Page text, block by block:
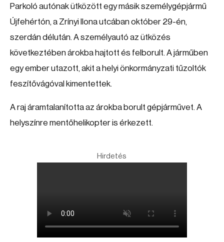
Parkoló autónak ütközött egy másik személygépjármű
Újfehértón, a Zrínyi Ilona utcában október 29-én,
szerdán délután. A személyautó az ütközés
következtében árokba hajtott és felborult. A járműben
egy ember utazott, akit a helyi önkormányzati tűzoltók
feszítővágóval kimentettek.
A raj áramtalanította az árokba borult gépjárművet. A
helyszínre mentőhelikopter is érkezett.
Hirdetés